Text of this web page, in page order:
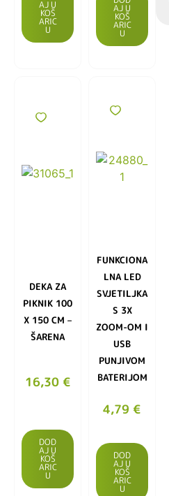
AJ U
KOŠ
ARIC
U
AJ U
KOŠ
ARIC
U
DEKA ZA
PIKNIK 100
X 150 CM –
ŠARENA
16,30 €
DOD
AJ U
KOŠ
ARIC
U
FUNKCIONA
LNA LED
SVJETILJKA
S 3X
ZOOM-OM I
USB
PUNJIVOM
BATERIJOM
4,79 €
DOD
AJ U
KOŠ
ARIC
U